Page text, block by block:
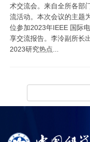
术交流会。来自全所各部
流活动。本次会议的主题
位参加2023年IEEE 国际
享交流报告。李泠副所长
2023研究热点...